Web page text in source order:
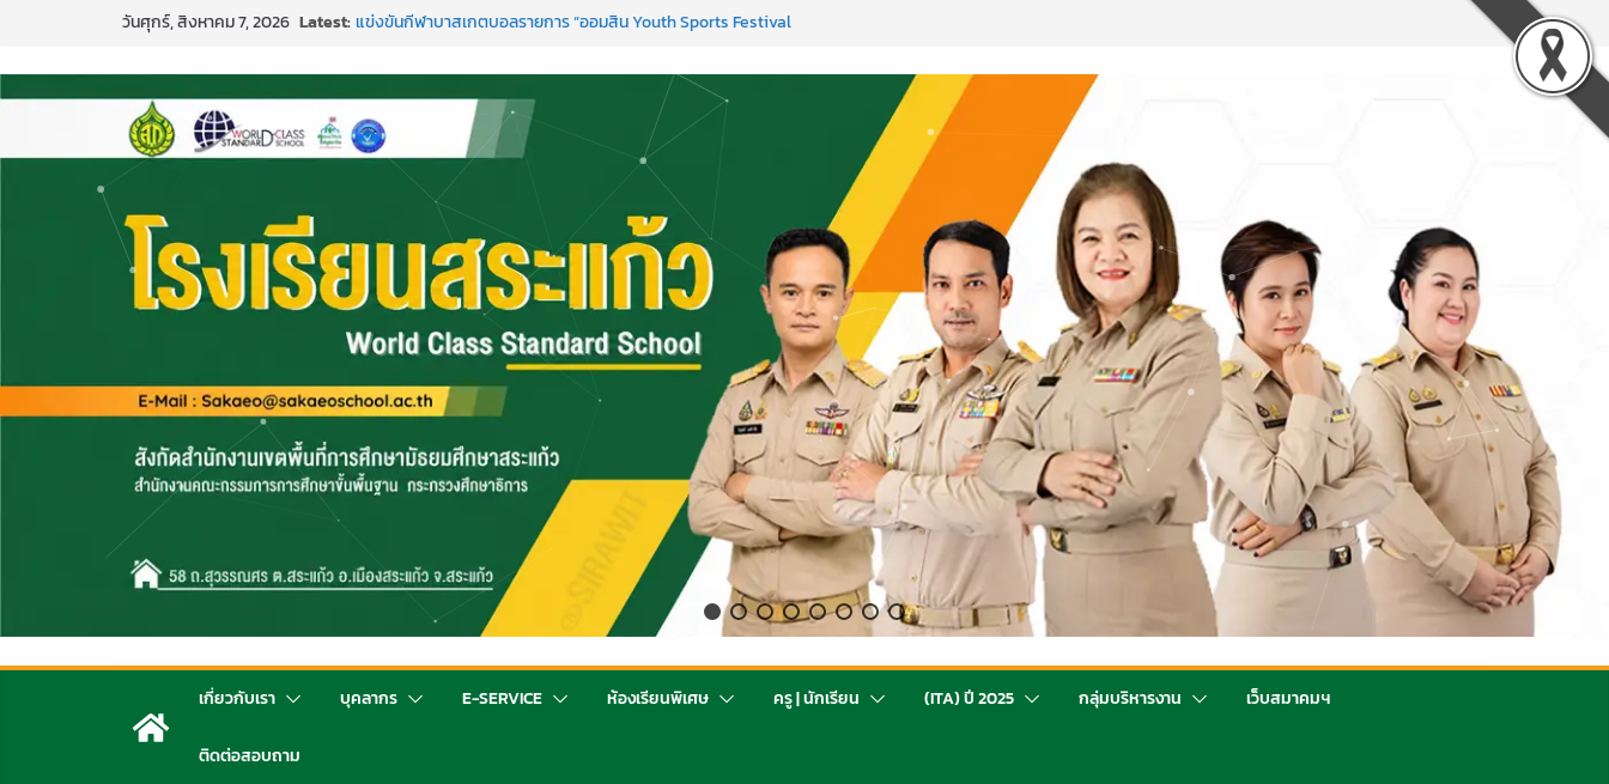
content
วันศุกร์, สิงหาคม 7, 2026 Latest:แข่งขันกีฬาบาสเกตบอลรายการ “ออมสิน Youth Sports Festival
ค่ายภาษาและวัฒนธรรม Languages & Cultural.Camp )
กิจกรรมบริจาคโลหิต ยิ่งให้ยิ่งได้ ครั้งที่ 51
กีฬาอีสปอร์ต (FC Online PC)
การพัฒนานวัตกรรมบอร์ดเกม เพื่อการเรียนรู้เชิงรุก ประจำปี 2569
เกี่ยวกับเรา บุคลากร E-SERVICE ห้องเรียนพิเศษ ครู | นักเรียน (ITA) ปี 2025 กลุ่มบริหารงาน เว็บสมาคมฯ
ติดต่อสอบถาม